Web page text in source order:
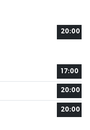
20:00
17:00
20:00
20:00